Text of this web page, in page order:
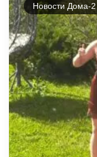
Новости Дома-2